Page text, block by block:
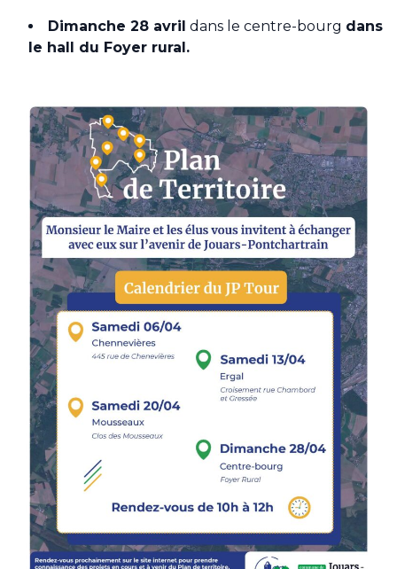
Dimanche 28 avril dans le centre-bourg dans
le hall du Foyer rural.